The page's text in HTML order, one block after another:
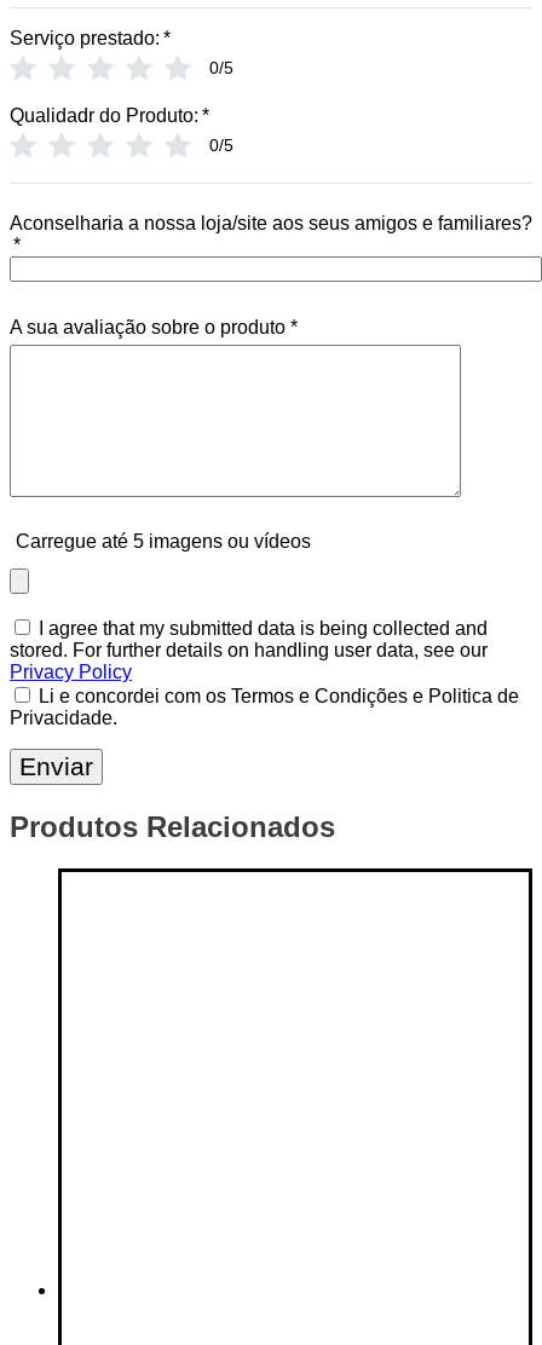
Serviço prestado: *
0/5
Qualidadr do Produto: *
0/5
Aconselharia a nossa loja/site aos seus amigos e familiares?
*
A sua avaliação sobre o produto *
Carregue até 5 imagens ou vídeos
I agree that my submitted data is being collected and
stored. For further details on handling user data, see our
Privacy Policy
Li e concordei com os Termos e Condições e Politica de
Privacidade.
Produtos Relacionados